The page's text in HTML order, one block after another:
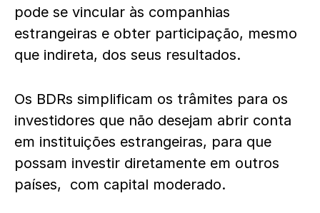
pode se vincular às companhias
estrangeiras e obter participação, mesmo
que indireta, dos seus resultados.
Os BDRs simplificam os trâmites para os
investidores que não desejam abrir conta
em instituições estrangeiras, para que
possam investir diretamente em outros
países, com capital moderado.